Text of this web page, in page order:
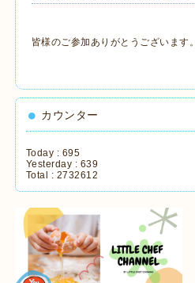
皆様のご参加ありがとうございます。
カウンター
Today : 695
Yesterday : 639
Total : 2732612